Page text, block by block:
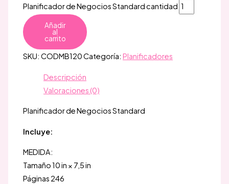
Planificador de Negocios Standard cantidad
Añadir
al
carrito
SKU:CODMB120Categoría:Planificadores
Descripción
Valoraciones (0)
Planificador de Negocios Standard
Incluye:
MEDIDA:
Tamaño 10 in × 7,5 in
Páginas 246